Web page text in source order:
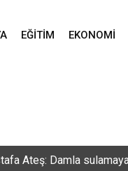
EĞITIM EKONOMI
Mevlid-i Nebi